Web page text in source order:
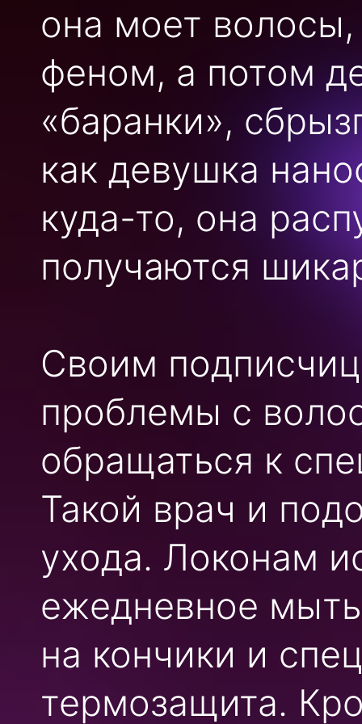
она моет
феном, а потом
«баранки»,
как девушка
куда-то, она
получаются
Своим
проблемы с
обращаться к
Такой врач и
ухода. Локонам
ежедневное
на кончики и
термозащита.